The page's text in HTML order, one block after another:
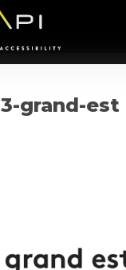
3-grand-est